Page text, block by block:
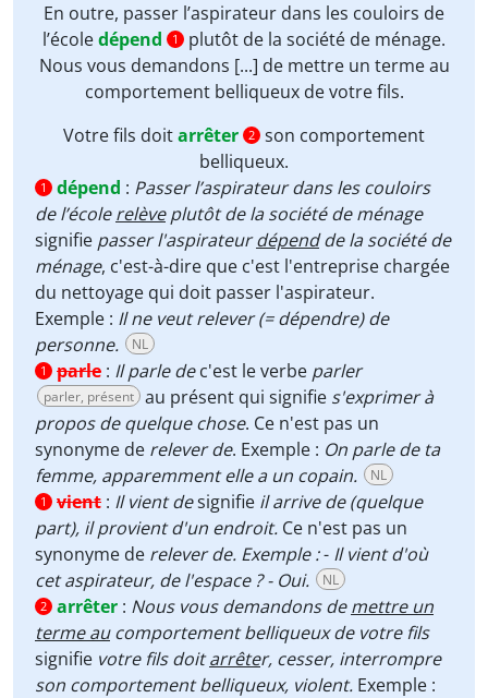
En outre, passer l’aspirateur dans les couloirs de
l’écoledépend 1
plutôt de la société de ménage.
Nous vous demandons [...] de mettre un termeau
comportement belliqueux de votre fils.
Votre fils doitarrêter 2 son comportement
belliqueux.
1 dépend : Passer l’aspirateur dans les couloirs
de l’écolerelèveplutôt de la société de ménage
signifie passer l'aspirateurdépendde la société de
ménage, c'est-à-dire que c'est l'entreprise chargée
du nettoyage qui doit passer l'aspirateur.
Exemple : Il ne veut relever (= dépendre) de
personne.
NL
1 parle : Il parle dec'est le verbe parler
parler, présent au présent qui signifie s'exprimer à
propos de quelque chose. Ce n'est pas un
synonyme de relever de. Exemple : On parle de ta
femme, apparemment elle a un copain.
NL
1 vient : Il vient designifie ilarrive de (quelque
part), il provient d'un endroit. Ce n'est pas un
synonyme de relever de. Exemple :- Il vient d'où
cet aspirateur, de l'espace ? - Oui.
NL
2 arrêter : Nous vous demandons demettre un
terme aucomportement belliqueux de votre fils
signifie votre fils doitarrêter, cesser, interrompre
son comportement belliqueux, violent. Exemple :